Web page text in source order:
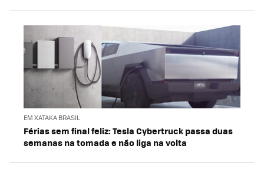
EM XATAKA BRASIL
Férias sem final feliz: Tesla Cybertruck passa duas
semanas na tomada e não liga na volta